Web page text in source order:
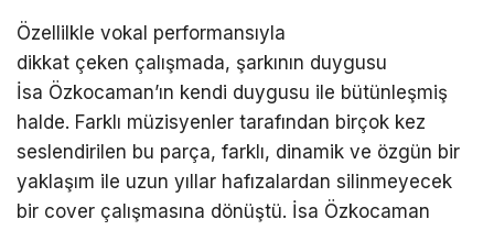
Özellilkle vokal performansıyla
dikkat çeken çalışmada, şarkının duygusu
İsa Özkocaman’ın kendi duygusu ile bütünleşmiş
halde. Farklı müzisyenler tarafından birçok kez
seslendirilen bu parça, farklı, dinamik ve özgün bir
yaklaşım ile uzun yıllar hafızalardan silinmeyecek
bir cover çalışmasına dönüştü. İsa Özkocaman